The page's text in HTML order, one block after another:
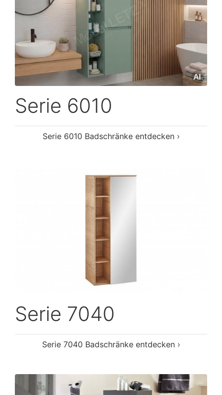
Serie 6010
Serie 6010 Badschränke entdecken ›
Serie 7040
Serie 7040 Badschränke entdecken ›